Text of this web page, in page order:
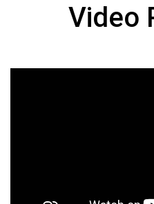
Video